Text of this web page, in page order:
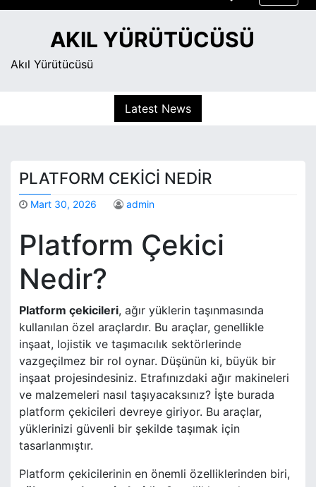
S
AKIL YÜRÜTÜCÜSÜ
Akıl Yürütücüsü
Latest News
PLATFORM CEKICI NEDIR
Mart 30, 2026 admin
Platform Çekici
Nedir?
Platform çekicileri, ağır yüklerin taşınmasında
kullanılan özel araçlardır. Bu araçlar, genellikle
inşaat, lojistik ve taşımacılık sektörlerinde
vazgeçilmez bir rol oynar. Düşünün ki, büyük bir
inşaat projesindesiniz. Etrafınızdaki ağır makineleri
ve malzemeleri nasıl taşıyacaksınız? İşte burada
platform çekicileri devreye giriyor. Bu araçlar,
yüklerinizi güvenli bir şekilde taşımak için
tasarlanmıştır.
Platform çekicilerinin en önemli özelliklerinden biri,